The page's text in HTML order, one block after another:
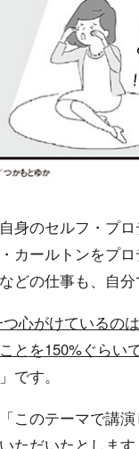
身のセルフ・プ
カールトンをプ
どの仕事も、自
心がけているの
とを150%ぐらい
です。
このテーマで講
ただいたとしま